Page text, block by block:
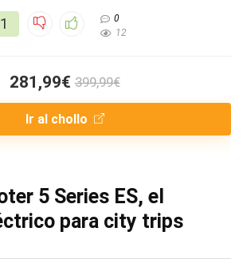
0
12
281,99€ 399,99€
Ir al chollo
5 Series ES, el
para city trips